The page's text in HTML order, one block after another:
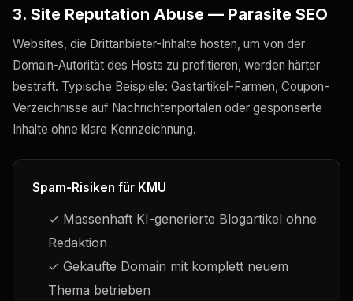
3. Site Reputation Abuse — Parasite SEO
Websites, die Drittanbieter-Inhalte hosten, um von der
Domain-Autorität des Hosts zu profitieren, werden härter
bestraft. Typische Beispiele: Gastartikel-Farmen, Coupon-
Verzeichnisse auf Nachrichtenportalen oder gesponserte
Inhalte ohne klare Kennzeichnung.
Spam-Risiken für KMU
✓ Massenhaft KI-generierte Blogartikel ohne
Redaktion
✓ Gekaufte Domain mit komplett neuem
Thema betrieben